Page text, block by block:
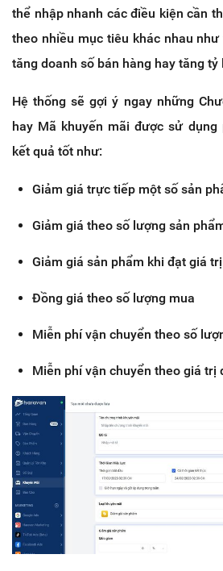
thể nhập nhanh các điều kiện cần
theo nhiều mục tiêu khác nhau
tăng doanh số bán hàng hay tăng tỷ
Hệ thống sẽ gợi ý ngay những
hay Mã khuyến mãi được sử
kết quả tốt như:
Giảm giá trực tiếp một số sản
Giảm giá theo số lượng sản
Giảm giá sản phẩm khi đạt giá
Đồng giá theo số lượng mua
Miễn phí vận chuyển theo số
Miễn phí vận chuyển theo giá trị